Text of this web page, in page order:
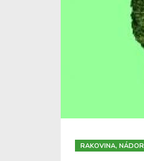
RAKOVINA, NÁDOR